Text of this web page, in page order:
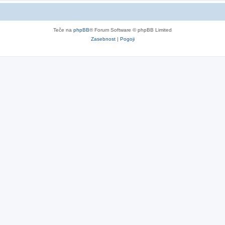
Teče na phpBB® Forum Software © phpBB Limited
Zasebnost| Pogoji